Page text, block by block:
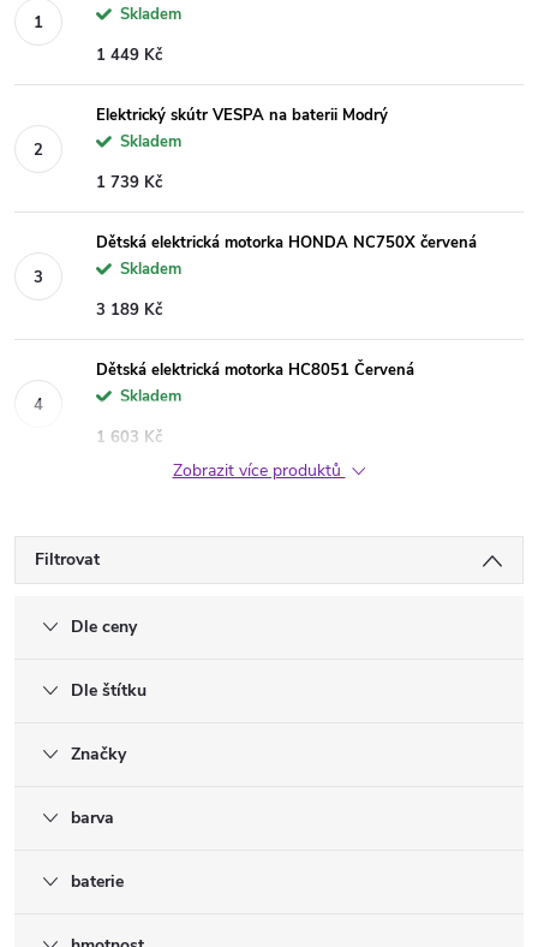
Skladem
1 449 Kč
Elektrický skútr VESPA na baterii Modrý
Skladem
1 739 Kč
Dětská elektrická motorka HONDA NC750X červená
Skladem
3 189 Kč
Dětská elektrická motorka HC8051 Červená
Skladem
1 603 Kč
Zobrazit více produktů
Filtrovat
Dle ceny
Dle štítku
Značky
barva
baterie